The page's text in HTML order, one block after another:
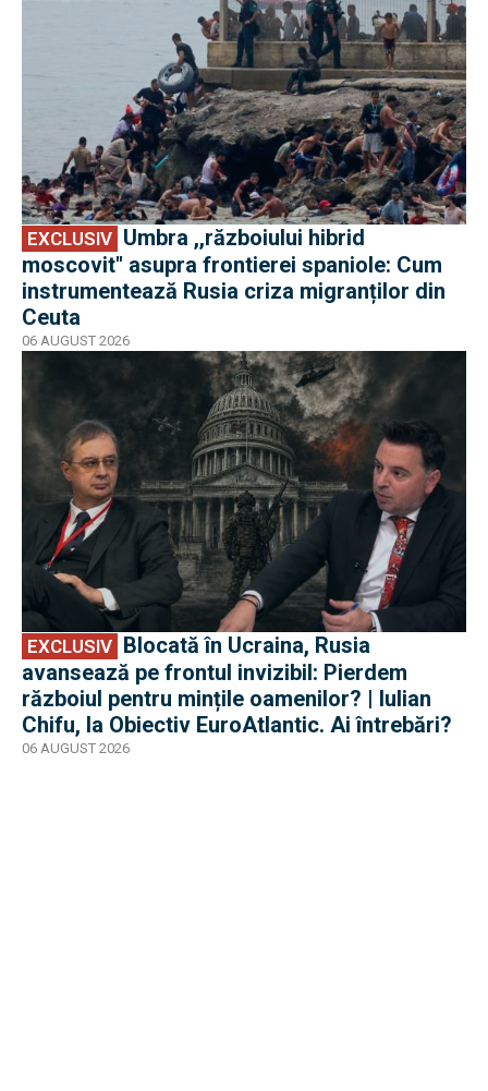
EXCLUSIV
moscovit'' asupra frontierei spaniole: Cum
instrumentează Rusia criza migranților din
Ceuta
06 AUGUST 2026
EXCLUSIV
avansează pe frontul invizibil: Pierdem
războiul pentru mințile oamenilor? | Iulian
Chifu, la Obiectiv EuroAtlantic. Ai întrebări?
06 AUGUST 2026